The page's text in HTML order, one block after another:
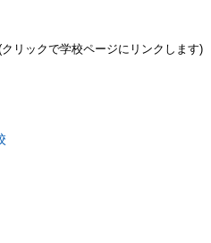
クリックで学校ページにリンクします)